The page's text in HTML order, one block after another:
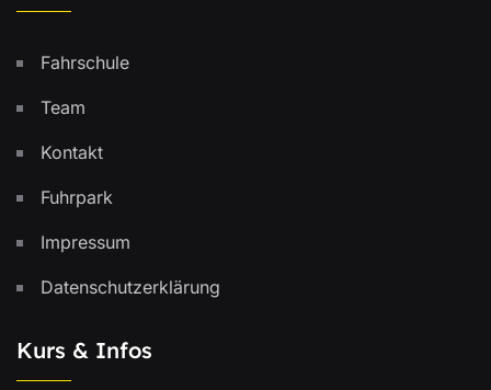
Fahrschule
Team
Kontakt
Fuhrpark
Impressum
Datenschutzerklärung
Kurs & Infos